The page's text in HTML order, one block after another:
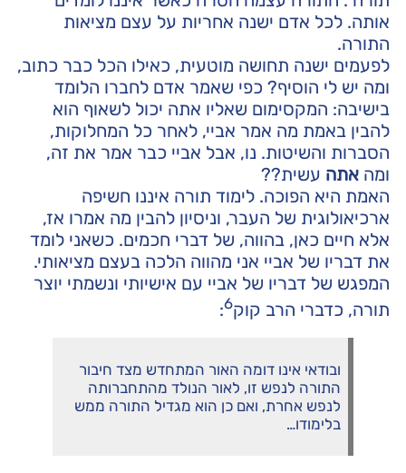
אותה. לכל אדם ישנה אחריות על עצם מציאות
התורה.
לפעמים ישנה תחושה מוטעית, כאילו הכל כבר כתוב,
ומה יש לי הוסיף? כפי שאמר אדם לחברו הלומד
בישיבה: המקסימום שאליו אתה יכול לשאוף הוא
להבין באמת מה אמר אביי, לאחר כל המחלוקות,
הסברות והשיטות. נו, אבל אביי כבר אמר את זה,
ומה אתה עשית??
האמת היא הפוכה. לימוד תורה איננו חשיפה
ארכיאולוגית של העבר, וניסיון להבין מה אמרו אז,
אלא חיים כאן, בהווה, של דברי חכמים. כשאני לומד
את דבריו של אביי אני מהווה הלכה בעצם מציאותי.
המפגש של דבריו של אביי עם אישיותי ונשמתי יוצר
תורה, כדברי הרב קוק6
:
ובודאי אינו דומה האור המתחדש מצד חיבור
התורה לנפש זו, לאור הנולד מהתחברותה
לנפש אחרת, ואם כן הוא מגדיל התורה ממש
בלימודו…